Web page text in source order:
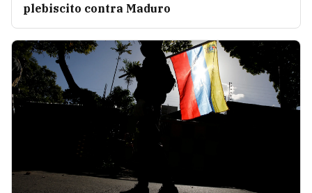
plebiscito contra Maduro